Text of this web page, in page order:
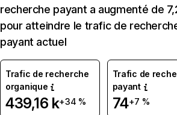
recherche payant a augmenté de
pour atteindre le trafic de
payant actuel
Trafic de recherche
organique
439,16 k+34 %
Trafic de
payant
74+7 %